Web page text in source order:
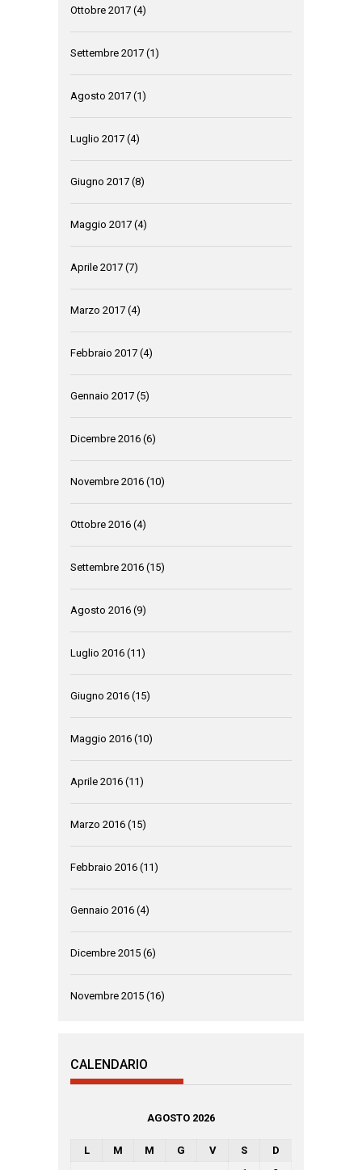
Ottobre 2017 (4)
Settembre 2017 (1)
Agosto 2017 (1)
Luglio 2017 (4)
Giugno 2017 (8)
Maggio 2017 (4)
Aprile 2017 (7)
Marzo 2017 (4)
Febbraio 2017 (4)
Gennaio 2017 (5)
Dicembre 2016 (6)
Novembre 2016 (10)
Ottobre 2016 (4)
Settembre 2016 (15)
Agosto 2016 (9)
Luglio 2016 (11)
Giugno 2016 (15)
Maggio 2016 (10)
Aprile 2016 (11)
Marzo 2016 (15)
Febbraio 2016 (11)
Gennaio 2016 (4)
Dicembre 2015 (6)
Novembre 2015 (16)
CALENDARIO
AGOSTO 2026
L M M G V S
D